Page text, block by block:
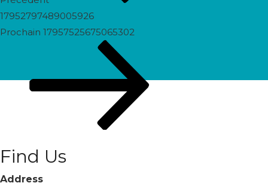
17952797489005926
Prochain
Prochain 17957525675065302
Find Us
Address